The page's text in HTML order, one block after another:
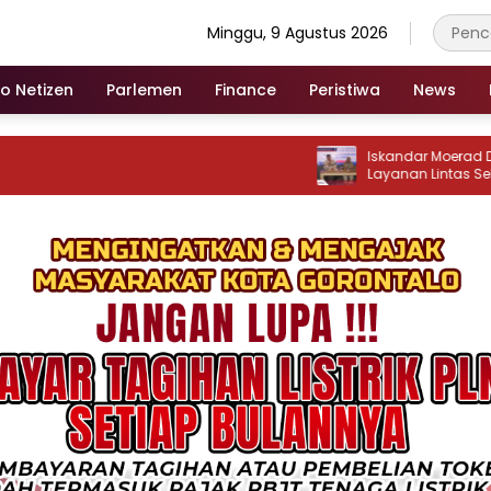
Minggu, 9 Agustus 2026
Netizen Parlemen Finance Peristiwa News
Iskandar Moerad Dorong
Layanan Lintas Sektor
Publik